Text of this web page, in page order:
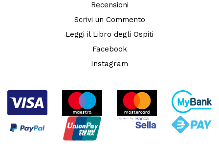
Recensioni
Scrivi un Commento
Leggi il Libro degli Ospiti
Facebook
Instagram